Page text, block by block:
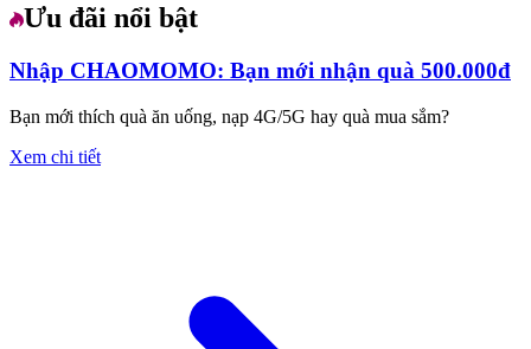
Ưu đãi nổi bật
Nhập CHAOMOMO: Bạn mới nhận quà 500.000đ
Bạn mới thích quà ăn uống, nạp 4G/5G hay quà mua sắm?
Xem chi tiết